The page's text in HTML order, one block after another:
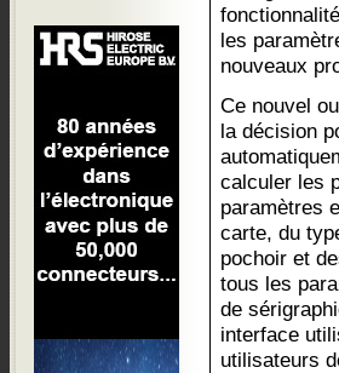
les
nouveaux
Ce nouvel
la décision
calculer les
paramètres
carte, du
pochoir et
tous les
de
interface
utilisateurs